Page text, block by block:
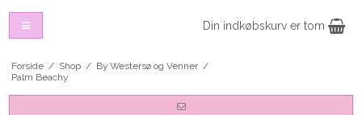
Din indkøbskurv er tom
Forside / Shop / By Westersø og Venner /
Palm Beachy